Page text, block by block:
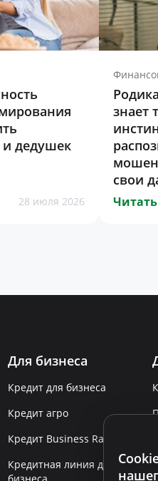
и дедушек
28 июля 2026
знает
свои
Для бизнеса
Кредит для бизнеса
Кредит агро
Кредит Business Rapid
Кредитная линия для